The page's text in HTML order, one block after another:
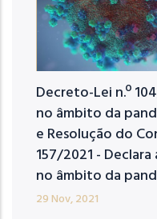
Decreto-Lei n.º
no âmbito da
e Resolução do
157/2021 -
no âmbito da
29 Nov, 2021